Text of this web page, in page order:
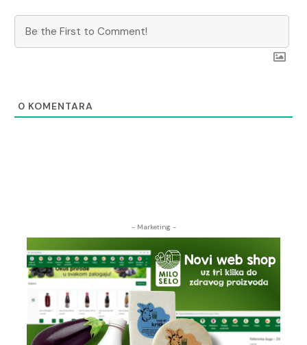
0 KOMENTARA
- Marketing -